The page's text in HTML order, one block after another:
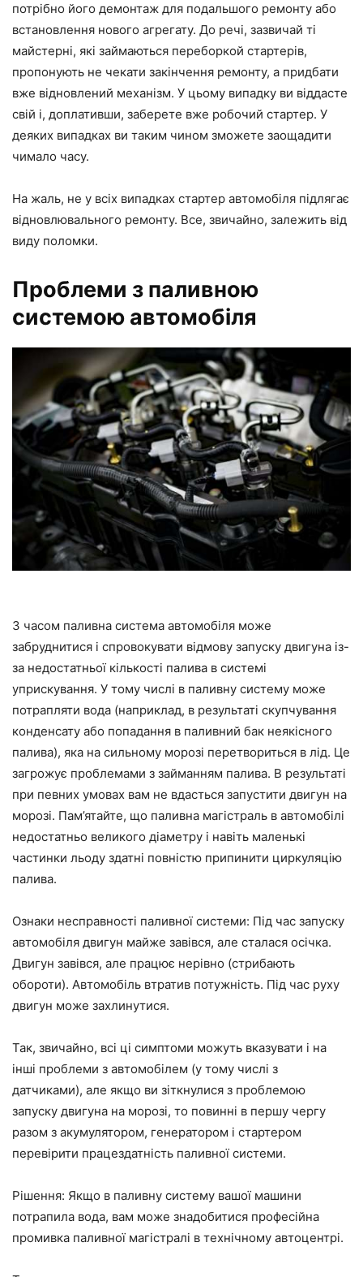
потрібно його демонтаж для подальшого ремонту або
встановлення нового агрегату. До речі, зазвичай ті
майстерні, які займаються переборкой стартерів,
пропонують не чекати закінчення ремонту, а придбати
вже відновлений механізм. У цьому випадку ви віддасте
свій і, доплативши, заберете вже робочий стартер. У
деяких випадках ви таким чином зможете заощадити
чимало часу.
На жаль, не у всіх випадках стартер автомобіля підлягає
відновлювального ремонту. Все, звичайно, залежить від
виду поломки.
Проблеми з паливною
системою автомобіля
З часом паливна система автомобіля може
забруднитися і спровокувати відмову запуску двигуна із-
за недостатньої кількості палива в системі
уприскування. У тому числі в паливну систему може
потрапляти вода (наприклад, в результаті скупчування
конденсату або попадання в паливний бак неякісного
палива), яка на сильному морозі перетвориться в лід. Це
загрожує проблемами з займанням палива. В результаті
при певних умовах вам не вдасться запустити двигун на
морозі. Пам’ятайте, що паливна магістраль в автомобілі
недостатньо великого діаметру і навіть маленькі
частинки льоду здатні повністю припинити циркуляцію
палива.
Ознаки несправності паливної системи: Під час запуску
автомобіля двигун майже завівся, але сталася осічка.
Двигун завівся, але працює нерівно (стрибають
обороти). Автомобіль втратив потужність. Під час руху
двигун може захлинутися.
Так, звичайно, всі ці симптоми можуть вказувати і на
інші проблеми з автомобілем (у тому числі з
датчиками), але якщо ви зіткнулися з проблемою
запуску двигуна на морозі, то повинні в першу чергу
разом з акумулятором, генератором і стартером
перевірити працездатність паливної системи.
Рішення: Якщо в паливну систему вашої машини
потрапила вода, вам може знадобитися професійна
промивка паливної магістралі в технічному автоцентрі.